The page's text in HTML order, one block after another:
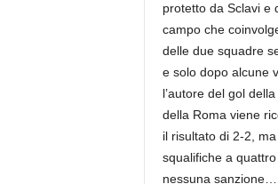
protetto da Sclavi e
campo che
delle due squadre
e solo dopo alcune
l’autore del gol
della Roma viene
il risultato di 2-2,
squalifiche a
nessuna